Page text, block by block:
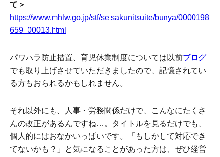
て＞
https://www.mhlw.go.jp/stf/seisakunitsuite/bunya/0000198
659_00013.html
パワハラ防止措置、育児休業制度については以前ブログ
でも取り上げさせていただきましたので、記憶されてい
る方もおられるかもしれません。
それ以外にも、人事・労務関係だけで、こんなにたくさ
んの改正があるんですね…。タイトルを見るだけでも、
個人的にはおなかいっぱいです。「もしかして対応でき
てないかも？」と気になることがあった方は、ぜひ経営